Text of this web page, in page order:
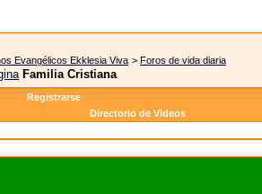
Evangélicos Ekklesia Viva > Foros de vida diaria
Familia Cristiana
Registrarse
Directorio de Videos